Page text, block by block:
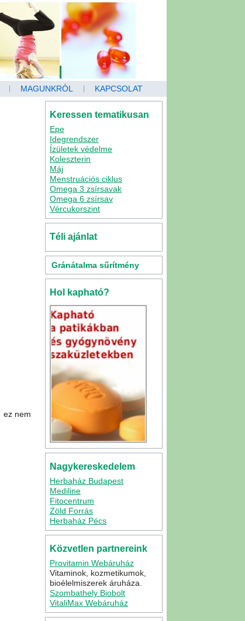
MAGUNKRÓL KAPCSOLAT
ez nem
Keressen tematikusan
Epe
Idegrendszer
Ízületek védelme
Koleszterin
Máj
Menstruációs ciklus
Omega 3 zsírsavak
Omega 6 zsírsav
Vércukorszint
Téli ajánlat
Gránátalma sűrítmény
Hol kapható?
Nagykereskedelem
Herbaház Budapest
Mediline
Fitocentrum
Zöld Forrás
Herbaház Pécs
Közvetlen partnereink
Provitamin Webáruház
Vitaminok, kozmetikumok,
bioélelmiszerek áruháza.
Szombathely Biobolt
VitaliMax Webáruház